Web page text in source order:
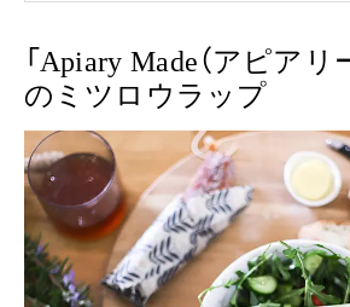
「Apiary Made（アピアリ
のミツロウラップ